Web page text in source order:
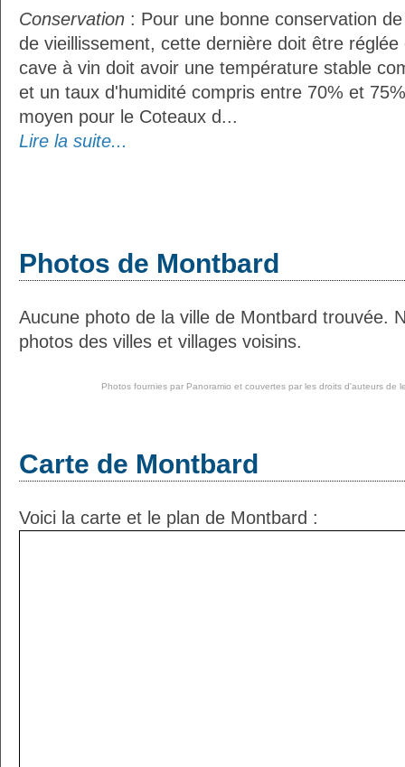
Conservation : Pour une bonne conservation
de vieillissement, cette dernière doit être réglée
cave à vin doit avoir une température stable
et un taux d'humidité compris entre 70% et
moyen pour le Coteaux d...
Lire la suite...
Photos de Montbard
Aucune photo de la ville de Montbard trouvée.
photos des villes et villages voisins.
Photos fournies par Panoramio et couvertes par les droits d'auteurs de
Carte de Montbard
Voici la carte et le plan de Montbard :